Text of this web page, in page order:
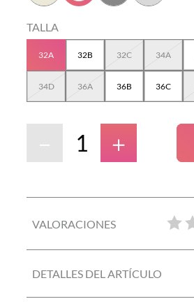
TALLA
32A 32B 32C 34A
34D 36A 36B 36C
＋
－
VALORACIONES
DETALLES DEL ARTÍCULO